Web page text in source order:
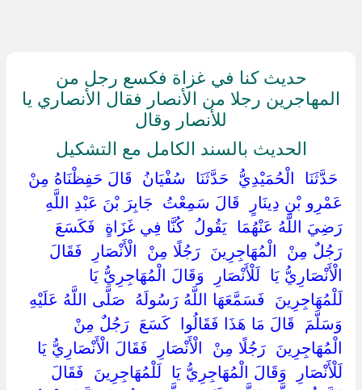
حديث كنا في غزاة فكسع رجل من
المهاجرين رجلا من الأنصار فقال الأنصاري يا
للأنصار وقال
الحديث بالسند الكامل مع التشكيل
‏ ‏حَدَّثَنَا ‏ ‏الْحُمَيْدِيُّ ‏ ‏حَدَّثَنَا ‏ ‏سُفْيَانُ ‏ ‏قَالَ حَفِظْنَاهُ مِنْ ‏
‏عَمْرِو بْنِ دِينَارٍ ‏ ‏قَالَ سَمِعْتُ ‏ ‏جَابِرَ بْنَ عَبْدِ اللَّهِ ‏
‏رَضِيَ اللَّهُ عَنْهُمَا ‏ ‏يَقُولُ ‏ ‏كُنَّا فِي غَزَاةٍ ‏ ‏فَكَسَعَ ‏
‏رَجُلٌ مِنْ ‏ ‏الْمُهَاجِرِينَ ‏ ‏رَجُلًا مِنْ ‏ ‏الْأَنْصَارِ ‏ ‏فَقَالَ
الْأَنْصَارِيُّ يَا ‏ ‏لَلْأَنْصَارِ ‏ ‏وَقَالَ الْمُهَاجِرِيُّ يَا ‏
‏لَلْمُهَاجِرِينَ ‏ ‏فَسَمَّعَهَا اللَّهُ رَسُولَهُ ‏ ‏صَلَّى اللَّهُ عَلَيْهِ
وَسَلَّمَ ‏ ‏قَالَ مَا هَذَا فَقَالُوا ‏ ‏كَسَعَ ‏ ‏رَجُلٌ مِنْ ‏
‏الْمُهَاجِرِينَ ‏ ‏رَجُلًا مِنْ ‏ ‏الْأَنْصَارِ ‏ ‏فَقَالَ الْأَنْصَارِيُّ يَا ‏
‏لَلْأَنْصَارِ ‏ ‏وَقَالَ الْمُهَاجِرِيُّ يَا ‏ ‏لَلْمُهَاجِرِينَ ‏ ‏فَقَالَ